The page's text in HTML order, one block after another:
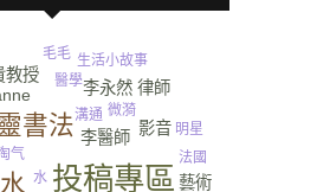
投稿專區
書法 李醫師
教授
李永然 律師
影音
藝術
醫學
生活小故事
气
明星
微漪
法國
溝通
毛毛
水